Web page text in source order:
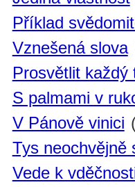
Příklad
Vznešená slova
Prosvětlit každý
S palmami v
V Pánově vinici
Tys neochvějně
Vede k